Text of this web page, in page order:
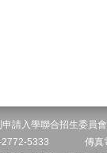
申請入學聯合招生委
2772-5333 傳